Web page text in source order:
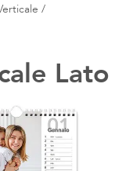
Lato